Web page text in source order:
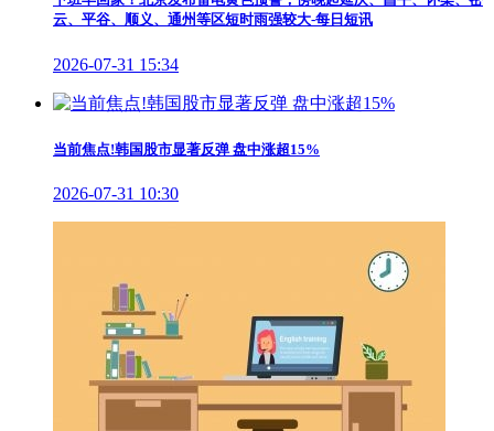
云、平谷、顺义、通州等区短时雨强较大-每日短讯
2026-07-31 15:34
当前焦点!韩国股市显著反弹 盘中涨超15%
2026-07-31 10:30